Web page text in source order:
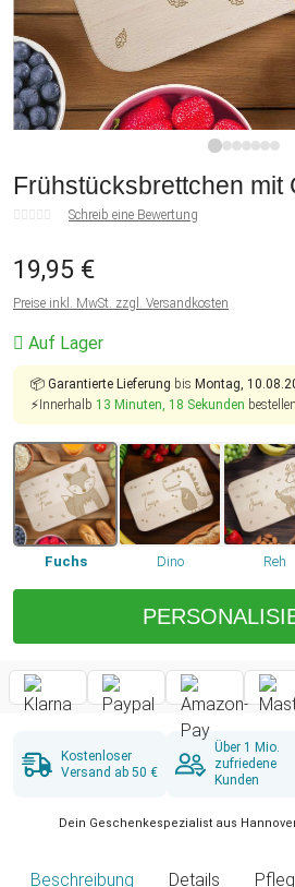
Frühstücksbrettchen mit
Schreib eine Bewertung
19,95 €
Preise inkl. MwSt. zzgl. Versandkosten
Auf Lager
📦 Garantierte Lieferung bis Montag,
⚡Innerhalb 13 Minuten, 17 Sekunden
Fuchs Dino Reh
Kostenloser
Versand ab 50 €
Über 1 Mio.
zufriedene
Kunden
Dein Geschenkespezialist aus
Beschreibung Details